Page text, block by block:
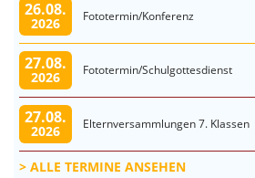
26.08.
2026 Fototermin/Konferenz
27.08.
2026 Fototermin/Schulgottesdienst
27.08.
2026 Elternversammlungen 7. Klassen
ALLE TERMINE ANSEHEN